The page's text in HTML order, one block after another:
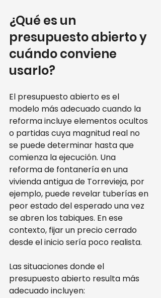
¿Qué es un
presupuesto abierto y
cuándo conviene
usarlo?
El presupuesto abierto es el
modelo más adecuado cuando la
reforma incluye elementos ocultos
o partidas cuya magnitud real no
se puede determinar hasta que
comienza la ejecución. Una
reforma de fontanería en una
vivienda antigua de Torrevieja, por
ejemplo, puede revelar tuberías en
peor estado del esperado una vez
se abren los tabiques. En ese
contexto, fijar un precio cerrado
desde el inicio sería poco realista.
Las situaciones donde el
presupuesto abierto resulta más
adecuado incluyen: